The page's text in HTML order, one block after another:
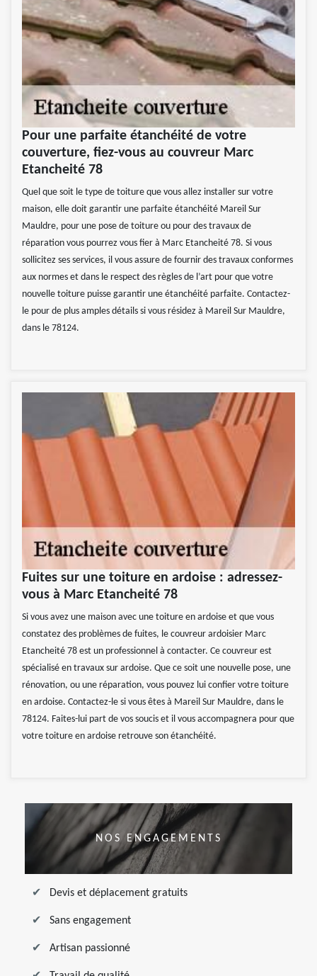
Pour une parfaite étanchéité de votre
couverture, fiez-vous au couvreur Marc
Etancheité 78
Quel que soit le type de toiture que vous allez installer sur votre
maison, elle doit garantir une parfaite étanchéité Mareil Sur
Mauldre, pour une pose de toiture ou pour des travaux de
réparation vous pourrez vous fier à Marc Etancheité 78. Si vous
sollicitez ses services, il vous assure de fournir des travaux conformes
aux normes et dans le respect des règles de l’art pour que votre
nouvelle toiture puisse garantir une étanchéité parfaite. Contactez-
le pour de plus amples détails si vous résidez à Mareil Sur Mauldre,
dans le 78124.
Fuites sur une toiture en ardoise : adressez-
vous à Marc Etancheité 78
Si vous avez une maison avec une toiture en ardoise et que vous
constatez des problèmes de fuites, le couvreur ardoisier Marc
Etancheité 78 est un professionnel à contacter. Ce couvreur est
spécialisé en travaux sur ardoise. Que ce soit une nouvelle pose, une
rénovation, ou une réparation, vous pouvez lui confier votre toiture
en ardoise. Contactez-le si vous êtes à Mareil Sur Mauldre, dans le
78124. Faites-lui part de vos soucis et il vous accompagnera pour que
votre toiture en ardoise retrouve son étanchéité.
NOS ENGAGEMENTS
Devis et déplacement gratuits
Sans engagement
Artisan passionné